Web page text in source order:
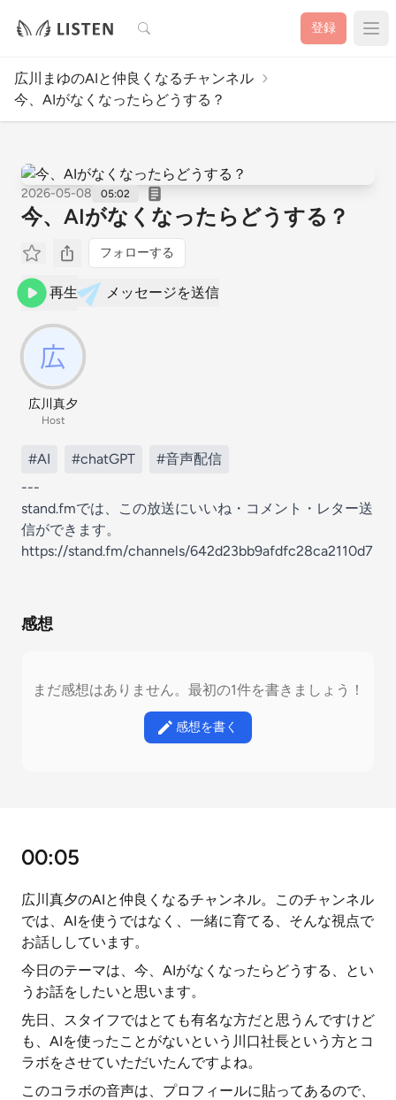
検索 登録
広川まゆのAIと仲良くなるチャンネル
今、AIがなくなったらどうする？
2026-05-08 05:02
今、AIがなくなったらどうする？
フォローする
再生 メッセージを送信
広川真夕
Host
#AI #chatGPT
#音声配信
---
stand.fmでは、この放送にいいね・コメント・レター送
信ができます。
https://stand.fm/channels/642d23bb9afdfc28ca2110d7
感想
まだ感想はありません。最初の1件を書きましょう！
感想を書く
00:05
広川真夕のAIと仲良くなるチャンネル。このチャンネル
では、AIを使うではなく、一緒に育てる、そんな視点で
お話ししています。
今日のテーマは、今、AIがなくなったらどうする、とい
うお話をしたいと思います。
先日、スタイフではとても有名な方だと思うんですけど
も、AIを使ったことがないという川口社長という方とコ
ラボをさせていただいたんですよね。
このコラボの音声は、プロフィールに貼ってあるので、